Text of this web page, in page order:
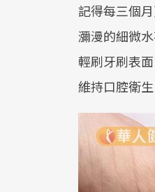
記得每三個
瀰漫的細微
輕刷牙刷表
維持口腔衛生